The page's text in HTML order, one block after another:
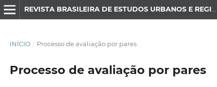
INÍCIO / Processo de avaliação por pares
Processo de avaliação por pares